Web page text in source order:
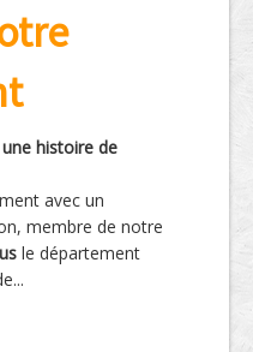
histoire de
avec un
membre de notre
le département